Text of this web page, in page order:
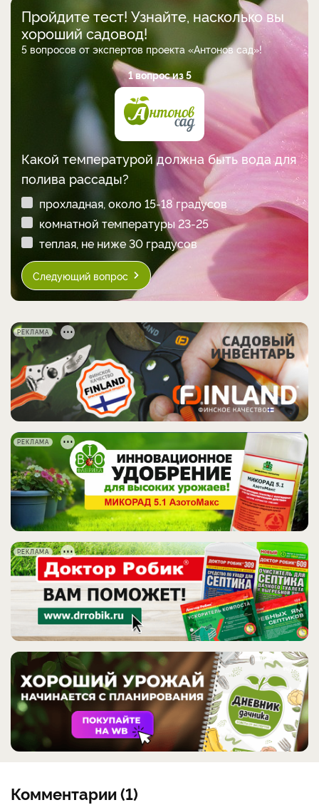
Пройдите тест! Узнайте, насколько вы
хороший садовод!
5 вопросов от экспертов проекта «Антонов сад»!
1 вопрос из 5
Какой температурой должна быть вода для
полива рассады?
прохладная, около 15-18 градусов
комнатной температуры 23-25
теплая, не ниже 30 градусов
Следующий вопрос
РЕКЛАМА
РЕКЛАМА
РЕКЛАМА
Комментарии (1)